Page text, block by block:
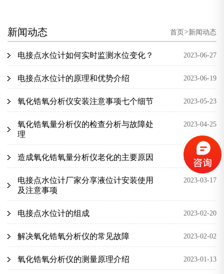
新闻动态 首页 >新闻动态
电接点水位计如何实时监测水位变化？ 2023-06-27
电接点水位计的原理和优势介绍 2023-06-19
氧化锆氧分析仪安装注意事项七个细节 2023-05-23
氧化锆氧量分析仪的检查分析与故障处
理
2023-04-25
造成氧化锆氧量分析仪老化的主要原因 2023-03-31
电接点水位计厂家分享液位计安装使用
及注意事项
2023-03-17
电接点水位计的组成 2023-02-20
解决氧化锆氧分析仪的常见故障 2023-02-02
氧化锆氧分析仪的测量原理介绍 2023-01-13